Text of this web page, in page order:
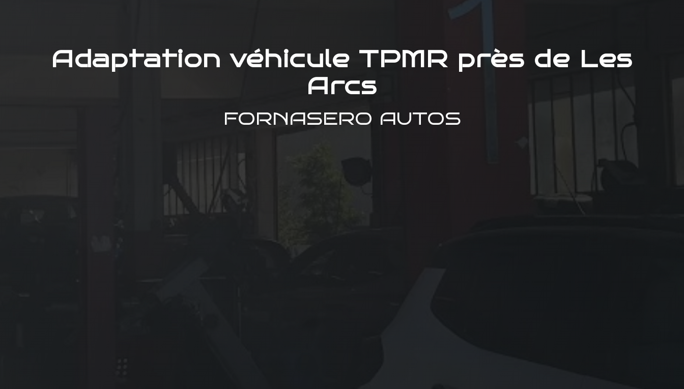
Adaptation véhicule TPMR près de Les
Arcs
FORNASERO AUTOS